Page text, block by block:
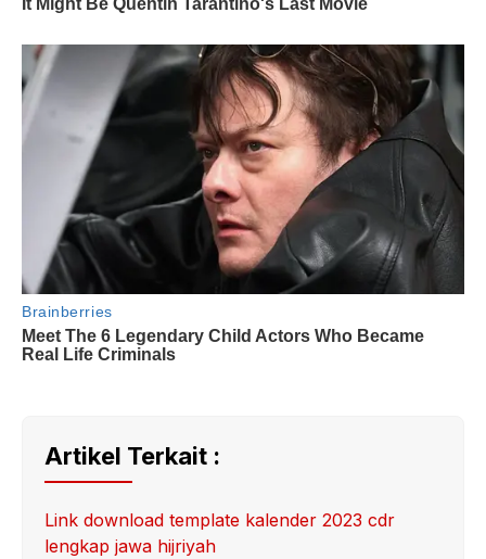
Artikel Terkait :
Link download template kalender 2023 cdr
lengkap jawa hijriyah